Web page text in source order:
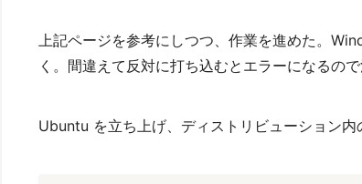
上記ページを参考にしつつ、作業を進めた。
く。間違えて反対に打ち込むとエラーになるので
Ubuntu を立ち上げ、ディストリビューション内